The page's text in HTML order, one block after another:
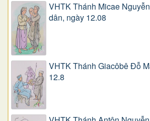
VHTK Thánh Micae
dân, ngày 12.08
VHTK Thánh Giacôbê Ðỗ
12.8